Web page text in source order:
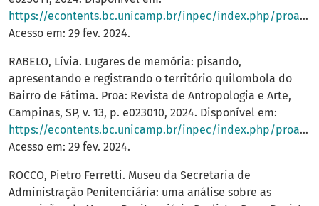
https://econtents.bc.unicamp.br/inpec/index.php/proa/article/view/18220
Acesso em: 29 fev. 2024.
RABELO, Lívia. Lugares de memória: pisando,
apresentando e registrando o território quilombola do
Bairro de Fátima. Proa: Revista de Antropologia e Arte,
Campinas, SP, v. 13, p. e023010, 2024. Disponível em:
https://econtents.bc.unicamp.br/inpec/index.php/proa/article/view/17912
Acesso em: 29 fev. 2024.
ROCCO, Pietro Ferretti. Museu da Secretaria de
Administração Penitenciária: uma análise sobre as